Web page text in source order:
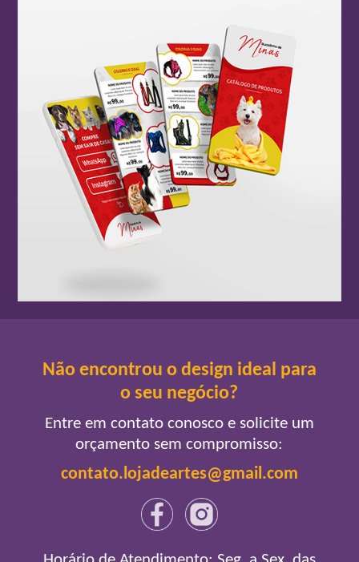
Não encontrou o design ideal para
o seu negócio?
Entre em contato conosco e solicite um
orçamento sem compromisso:
contato.lojadeartes@gmail.com